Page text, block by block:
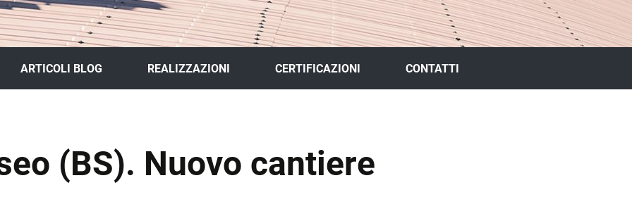
ARTICOLI BLOG REALIZZAZIONI CERTIFICAZIONI CONTATTI
(BS). Nuovo cantiere